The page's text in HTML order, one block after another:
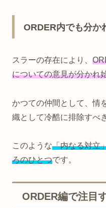
ORDER内でも分か
スラーの存在により、
についての意見が分かれ
かつての仲間として、情
織として冷酷に排除すべ
このような「内なる対立
ろのひとつです。
ORDER編で注目